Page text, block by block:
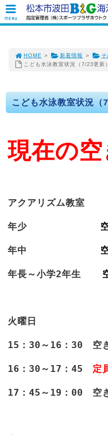
HOME > 新着情報 >
こども水泳教室状況（7/23更新）
こども水泳教室状況（
現在の
アクアリズム教室
年少
年中
年長～小学2年生
火曜日
15：30～16：30 空
16：30～17：45 定
17：45～19：00 空
MENU